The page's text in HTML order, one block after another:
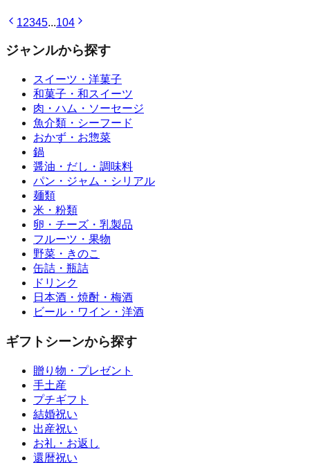
12345...104
ジャンルから探す
スイーツ・洋菓子
和菓子・和スイーツ
肉・ハム・ソーセージ
魚介類・シーフード
おかず・お惣菜
鍋
醤油・だし・調味料
パン・ジャム・シリアル
麺類
米・粉類
卵・チーズ・乳製品
フルーツ・果物
野菜・きのこ
缶詰・瓶詰
ドリンク
日本酒・焼酎・梅酒
ビール・ワイン・洋酒
ギフトシーンから探す
贈り物・プレゼント
手土産
プチギフト
結婚祝い
出産祝い
お礼・お返し
還暦祝い